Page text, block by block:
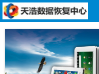
网站导航
关于我们